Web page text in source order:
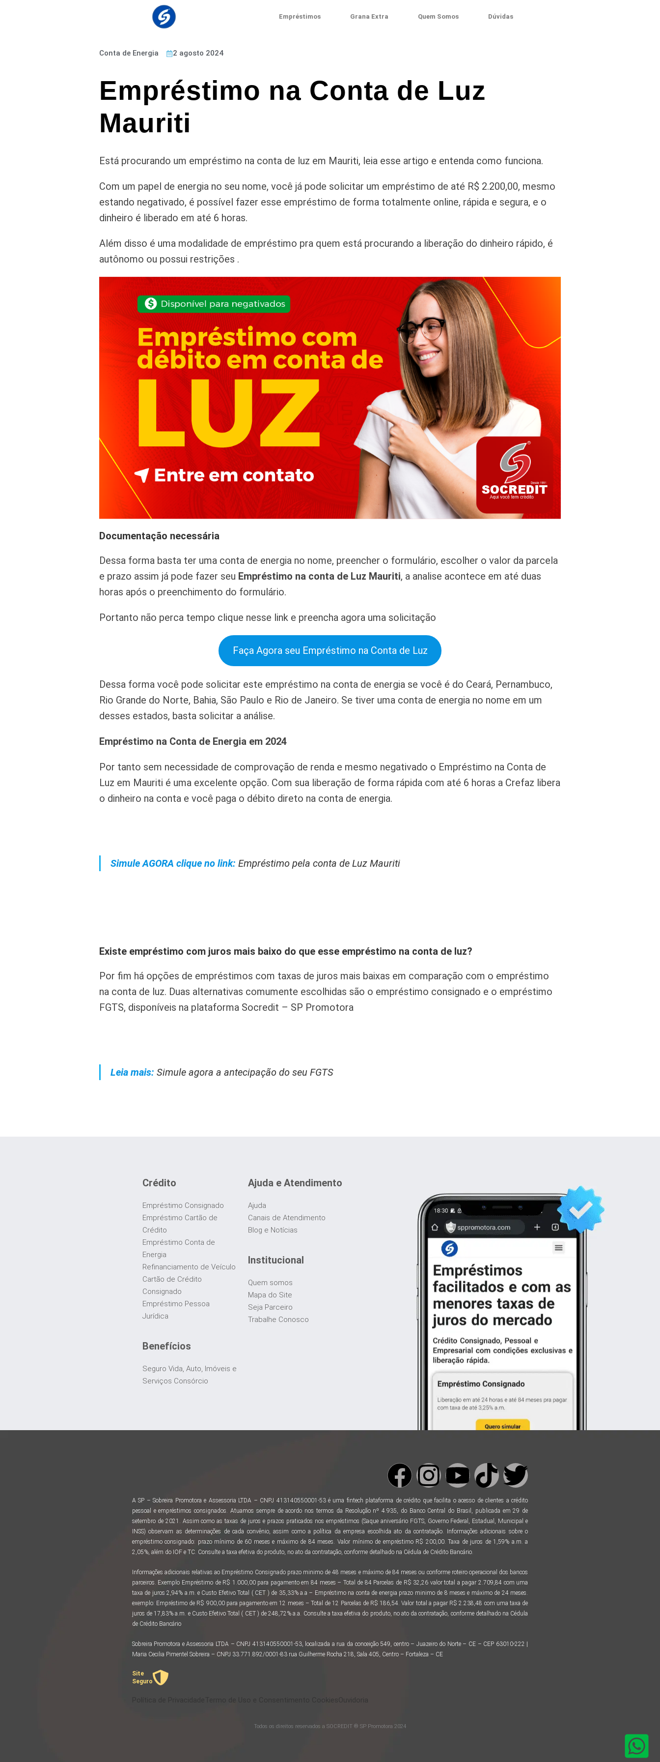
Empréstimos Grana Extra Quem Somos Dúvidas
Conta de Energia 2 agosto 2024
Empréstimo na Conta de Luz
Mauriti
Está procurando um empréstimo na conta de luz em Mauriti, leia esse artigo e entenda como funciona.
Com um papel de energia no seu nome, você já pode solicitar um empréstimo de até R$ 2.200,00, mesmo
estando negativado, é possível fazer esse empréstimo de forma totalmente online, rápida e segura, e o
dinheiro é liberado em até 6 horas.
Além disso é uma modalidade de empréstimo pra quem está procurando a liberação do dinheiro rápido, é
autônomo ou possui restrições .
Documentação necessária
Dessa forma basta ter uma conta de energia no nome, preencher o formulário, escolher o valor da parcela
e prazo assim já pode fazer seu Empréstimo na conta de Luz Mauriti, a analise acontece em até duas
horas após o preenchimento do formulário.
Portanto não perca tempo clique nesse link e preencha agora uma solicitação
Faça Agora seu Empréstimo na Conta de Luz
Dessa forma você pode solicitar este empréstimo na conta de energia se você é do Ceará, Pernambuco,
Rio Grande do Norte, Bahia, São Paulo e Rio de Janeiro. Se tiver uma conta de energia no nome em um
desses estados, basta solicitar a análise.
Empréstimo na Conta de Energia em 2024
Por tanto sem necessidade de comprovação de renda e mesmo negativado o Empréstimo na Conta de
Luz em Mauriti é uma excelente opção. Com sua liberação de forma rápida com até 6 horas a Crefaz libera
o dinheiro na conta e você paga o débito direto na conta de energia.
Simule AGORA clique no link: Empréstimo pela conta de Luz Mauriti
Existe empréstimo com juros mais baixo do que esse empréstimo na conta de luz?
Por fim há opções de empréstimos com taxas de juros mais baixas em comparação com o empréstimo
na conta de luz. Duas alternativas comumente escolhidas são o empréstimo consignado e o empréstimo
FGTS, disponíveis na plataforma Socredit – SP Promotora
Leia mais: Simule agora a antecipação do seu FGTS
Crédito
Empréstimo Consignado
Empréstimo Cartão de
Crédito
Empréstimo Conta de
Energia
Refinanciamento de Veículo
Cartão de Crédito
Consignado
Empréstimo Pessoa
Jurídica
Benefícios
Seguro Vida, Auto, Imóveis e
Serviços Consórcio
Ajuda e Atendimento
Ajuda
Canais de Atendimento
Blog e Notícias
Institucional
Quem somos
Mapa do Site
Seja Parceiro
Trabalhe Conosco
A SP – Sobreira Promotora e Assessoria LTDA – CNPJ 413140550001-53 é uma fintech plataforma de crédito que facilita o acesso de clientes a crédito
pessoal e empréstimos consignados. Atuamos sempre de acordo nos termos da Resolução nº 4.935, do Banco Central do Brasil, publicada em 29 de
setembro de 2021. Assim como as taxas de juros e prazos praticados nos empréstimos (Saque aniversário FGTS, Governo Federal, Estadual, Municipal e
INSS) observam as determinações de cada convênio, assim como a política da empresa escolhida ato da contratação. Informações adicionais sobre o
empréstimo consignado: prazo mínimo de 60 meses e máximo de 84 meses. Valor mínimo de empréstimo R$ 200,00. Taxa de juros de 1,59% a.m. a
2,05%, além do IOF e TC. Consulte a taxa efetiva do produto, no ato da contratação, conforme detalhado na Cédula de Crédito Bancário.
Informações adicionais relativas ao Empréstimo Consignado prazo minimo de 48 meses e máximo de 84 meses ou conforme roteiro operacional dos bancos
parceiros. Exemplo Empréstimo de R$ 1.000,00 para pagamento em 84 meses – Total de 84 Parcelas de R$ 32,26 valor total a pagar 2.709,84 com uma
taxa de juros 2,94% a.m. e Custo Efetivo Total ( CET ) de 35,33% a.a – Empréstimo na conta de energia prazo minimo de 8 meses e máximo de 24 meses.
exemplo: Empréstimo de R$ 900,00 para pagamento em 12 meses – Total de 12 Parcelas de R$ 186,54. Valor total a pagar R$ 2.238,48 com uma taxa de
juros de 17,83% a.m. e Custo Efetivo Total ( CET ) de 248,72% a.a. Consulte a taxa efetiva do produto, no ato da contratação, conforme detalhado na Cédula
de Crédito Bancário
Sobreira Promotora e Assessoria LTDA – CNPJ 413140550001-53, localizada a rua da conceição 549, centro – Juazeiro do Norte – CE – CEP 63010-222 |
Maria Cecilia Pimentel Sobreira – CNPJ 33.771.892/0001-83 rua Guilherme Rocha 218, Sala 405, Centro – Fortaleza – CE
Site
Seguro
Termo de Uso e Consentimento CookiesOuvidoria
Todos os direitos reservados a SOCREDIT ® SP Promotora 2024